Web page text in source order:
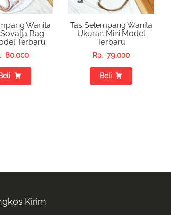
Wanita
Bag
Terbaru
80.000
Beli
Tas Selempang Wanita
Ukuran Mini Model
Terbaru
Rp. 79.000
Beli
Kirim